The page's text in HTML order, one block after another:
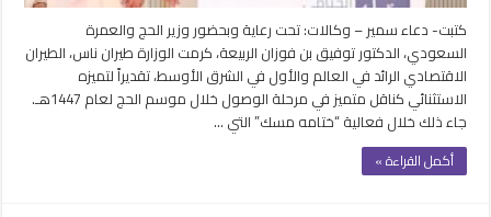
دولة
مغلقة
كتبت- دعاء سمير – وكالات: تحت رعاية وبحضور وزير الحج والعمرة
السعودي، الدكتور توفيق بن فوزان الربيعة، كرمت الوزارة طيران ناس، الطيران
الاقتصادي الرائد في العالم والأول في الشرق الأوسط، تقديراً لتميزه
الاستثنائي كناقل متميز في مرحلة الوصول خلال موسم الحج لعام 1447هـ.
جاء ذلك خلال فعالية “ختامه مسك” التي …
أكمل القراءة »